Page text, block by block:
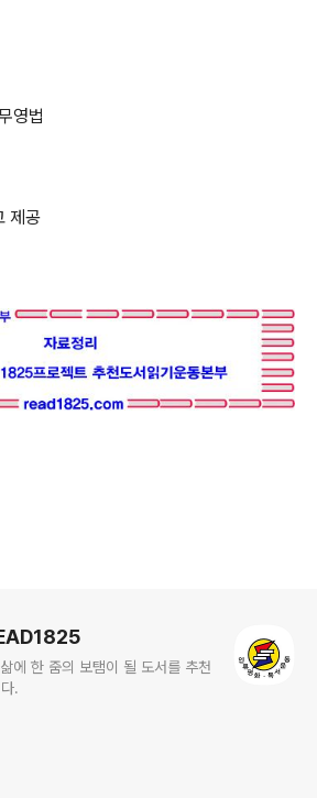
영법
제공
에 한 줌의 보탬이 될 도서를 추천
.